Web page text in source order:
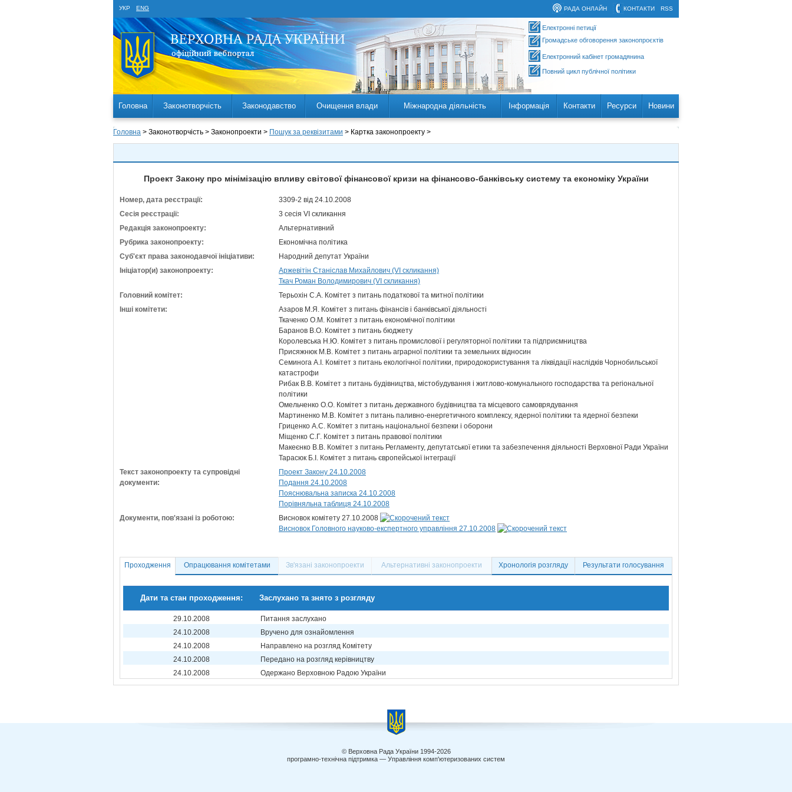
УКР ENG RSS
КОНТАКТИ
РАДА ОНЛАЙН
Електронні петиції
Громадське обговорення законопроєктів
Електронний кабінет громадянина
Повний цикл публічної політики
Головна Законотворчість Законодавство Очищення влади Міжнародна діяльність Інформація Контакти Ресурси Новини
Головна > Законотворчість > Законопроекти > Пошук за реквізитами > Картка законопроекту >
Проект Закону про мінімізацію впливу світової фінансової кризи на фінансово-банківську систему та економіку України
Номер, дата реєстрації:
3309-2 від 24.10.2008
Сесія реєстрації:
3 сесія VI скликання
Редакція законопроекту:
Альтернативний
Рубрика законопроекту:
Економічна політика
Суб'єкт права законодавчої ініціативи:
Народний депутат України
Ініціатор(и) законопроекту:
Аржевітін Станіслав Михайлович (VI скликання)
Ткач Роман Володимирович (VI скликання)
Головний комітет:
Терьохін С.А. Комітет з питань податкової та митної політики
Інші комітети:
Азаров М.Я. Комітет з питань фінансів і банківської діяльності
Ткаченко О.М. Комітет з питань економічної політики
Баранов В.О. Комітет з питань бюджету
Королевська Н.Ю. Комітет з питань промислової і регуляторної політики та підприємництва
Присяжнюк М.В. Комітет з питань аграрної політики та земельних відносин
Семинога А.І. Комітет з питань екологічної політики, природокористування та ліквідації наслідків Чорнобильської
катастрофи
Рибак В.В. Комітет з питань будівництва, містобудування і житлово-комунального господарства та регіональної
політики
Омельченко О.О. Комітет з питань державного будівництва та місцевого самоврядування
Мартиненко М.В. Комітет з питань паливно-енергетичного комплексу, ядерної політики та ядерної безпеки
Гриценко А.С. Комітет з питань національної безпеки і оборони
Міщенко С.Г. Комітет з питань правової політики
Макеєнко В.В. Комітет з питань Регламенту, депутатської етики та забезпечення діяльності Верховної Ради України
Тарасюк Б.І. Комітет з питань європейської інтеграції
Текст законопроекту та супровідні
документи:
Проект Закону 24.10.2008
Подання 24.10.2008
Пояснювальна записка 24.10.2008
Порівняльна таблиця 24.10.2008
Документи, пов'язані із роботою:
Висновок комітету 27.10.2008
Висновок Головного науково-експертного управління 27.10.2008
Проходження Опрацювання комітетами Зв'язані законопроекти Альтернативні законопроекти Хронологія розгляду Результати голосування
Дати та стан проходження: Заслухано та знято з розгляду
29.10.2008
Питання заслухано
24.10.2008
Вручено для ознайомлення
24.10.2008
Направлено на розгляд Комітету
24.10.2008
Передано на розгляд керівництву
24.10.2008
Одержано Верховною Радою України
© Верховна Рада України 1994-2026
програмно-технічна підтримка — Управління комп'ютеризованих систем